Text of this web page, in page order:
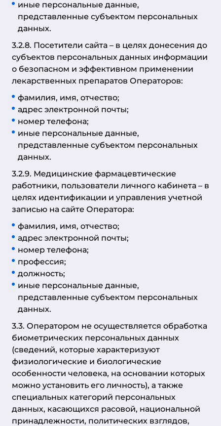
иные персональные данные,
представленные субъектом персональных
данных.
3.2.8. Посетители сайта – в целях донесения до
субъектов персональных данных информации
о безопасном и эффективном применении
лекарственных препаратов Операторов:
фамилия, имя, отчество;
адрес электронной почты;
номер телефона;
иные персональные данные,
представленные субъектом персональных
данных.
3.2.9. Медицинские фармацевтические
работники, пользователи личного кабинета – в
целях идентификации и управления учетной
записью на сайте Оператора:
фамилия, имя, отчество;
адрес электронной почты;
номер телефона;
профессия;
должность;
иные персональные данные,
представленные субъектом персональных
данных.
3.3. Оператором не осуществляется обработка
биометрических персональных данных
(сведений, которые характеризуют
физиологические и биологические
особенности человека, на основании которых
можно установить его личность), а также
специальных категорий персональных
данных, касающихся расовой, национальной
принадлежности, политических взглядов,